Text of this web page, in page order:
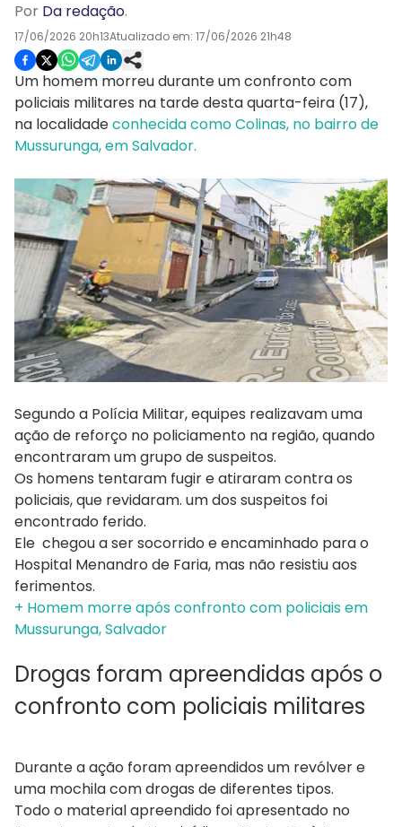
Por Da redação.
17/06/2026 20h13Atualizado em: 17/06/2026 21h48
Um homem morreu durante um confronto com
policiais militares na tarde desta quarta-feira (17),
na localidadeconhecida como Colinas, no bairro de
Mussurunga, em Salvador.
Segundo a Polícia Militar, equipes realizavam uma
ação de reforço no policiamento na região, quando
encontraram um grupo de suspeitos.
Os homens tentaram fugir e atiraram contra os
policiais, que revidaram. um dos suspeitos foi
encontrado ferido.
Ele chegou a ser socorrido e encaminhado para o
Hospital Menandro de Faria, mas não resistiu aos
ferimentos.
+ Homem morre após confronto com policiais em
Mussurunga, Salvador
Drogas foram apreendidas após o
confronto com policiais militares
Durante a ação foram apreendidos um revólver e
uma mochila com drogas de diferentes tipos.
Todo o material apreendido foi apresentado no